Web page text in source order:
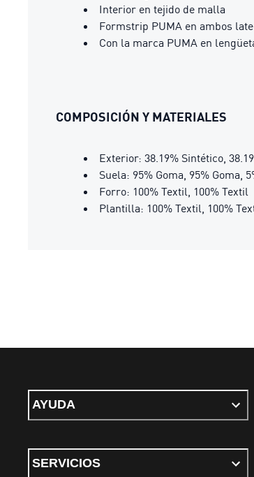
Interior en tejido de malla
Formstrip PUMA en ambos
Con la marca PUMA en
COMPOSICIÓN Y MATERIALES
Exterior: 38.19% Sintético,
Suela: 95% Goma, 95% Goma,
Forro: 100% Textil, 100% Textil
Plantilla: 100% Textil, 100%
AYUDA
SERVICIOS